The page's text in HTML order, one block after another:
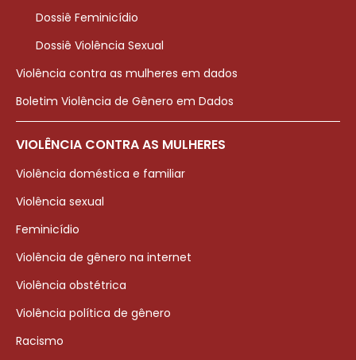
Dossiê Feminicídio
Dossiê Violência Sexual
Violência contra as mulheres em dados
Boletim Violência de Gênero em Dados
VIOLÊNCIA CONTRA AS MULHERES
Violência doméstica e familiar
Violência sexual
Feminicídio
Violência de gênero na internet
Violência obstétrica
Violência política de gênero
Racismo